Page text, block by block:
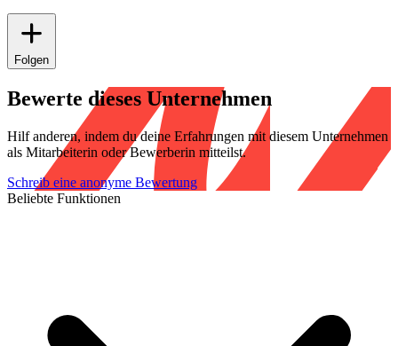
Folgen
Bewerte dieses Unternehmen
Hilf anderen, indem du deine Erfahrungen mit diesem Unternehmen
als Mitarbeiterin oder Bewerberin mitteilst.
Schreib eine anonyme Bewertung
Beliebte Funktionen